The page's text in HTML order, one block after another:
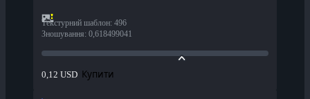
Текстурний шаблон: 496
Зношування: 0,618499041
0,12 USD Купити